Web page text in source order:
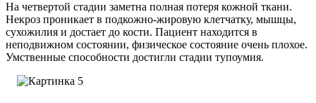
На четвертой стадии заметна полная потеря кожной ткани.
Некроз проникает в подкожно-жировую клетчатку, мышцы,
сухожилия и достает до кости. Пациент находится в
неподвижном состоянии, физическое состояние очень плохое.
Умственные способности достигли стадии тупоумия.